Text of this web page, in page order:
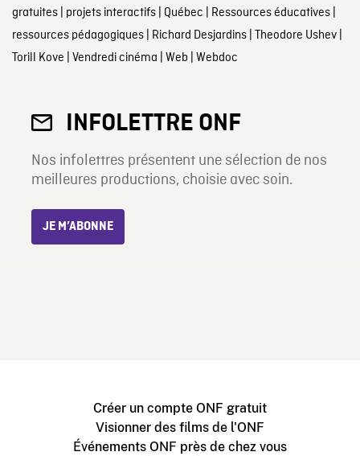
gratuites| projets interactifs| Québec | Ressources éducatives|
ressources pédagogiques| Richard Desjardins| Theodore Ushev|
Torill Kove | Vendredi cinéma | Web | Webdoc
INFOLETTRE ONF
Nos infolettres présentent une sélection de nos
meilleures productions, choisie avec soin.
JE M’ABONNE
Créer un compte ONF gratuit
Visionner des films de l'ONF
Événements ONF près de chez vous